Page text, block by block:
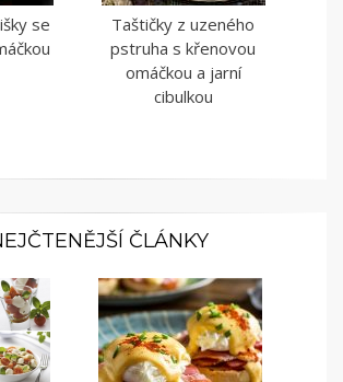
se
Taštičky z uzeného
pstruha s křenovou
omáčkou a jarní
cibulkou
ČLÁNKY